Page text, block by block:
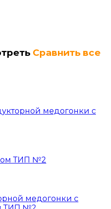
Сравнить все
медогонки с